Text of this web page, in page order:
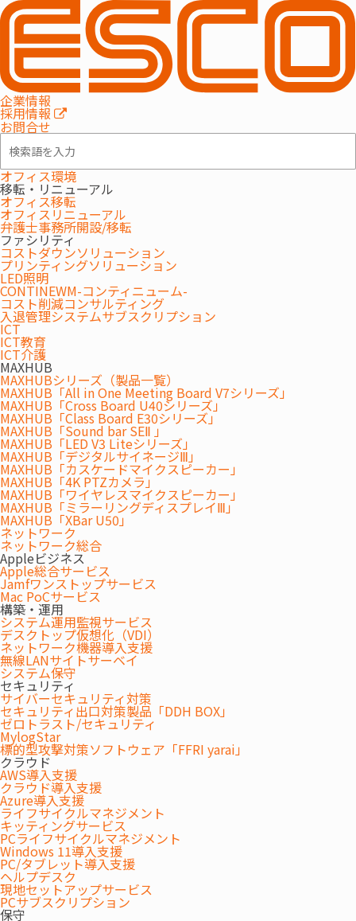
企業情報
採用情報
お問合せ
オフィス環境
移転・リニューアル
オフィス移転
オフィスリニューアル
弁護士事務所開設/移転
ファシリティ
コストダウンソリューション
プリンティングソリューション
LED照明
CONTINEWM-コンティニューム-
コスト削減コンサルティング
入退管理システムサブスクリプション
ICT
ICT教育
ICT介護
MAXHUB
MAXHUBシリーズ（製品一覧）
MAXHUB「All in One Meeting Board V7シリーズ」
MAXHUB「Cross Board U40シリーズ」
MAXHUB「Class Board E30シリーズ」
MAXHUB「Sound bar SEⅡ 」
MAXHUB「LED V3 Liteシリーズ」
MAXHUB「デジタルサイネージⅢ」
MAXHUB「カスケードマイクスピーカー」
MAXHUB「4K PTZカメラ」
MAXHUB「ワイヤレスマイクスピーカー」
MAXHUB「ミラーリングディスプレイⅢ」
MAXHUB「XBar U50」
ネットワーク
ネットワーク総合
Appleビジネス
Apple総合サービス
Jamfワンストップサービス
Mac PoCサービス
構築・運用
システム運用監視サービス
デスクトップ仮想化（VDI）
ネットワーク機器導入支援
無線LANサイトサーベイ
システム保守
セキュリティ
サイバーセキュリティ対策
セキュリティ出口対策製品「DDH BOX」
ゼロトラスト/セキュリティ
MylogStar
標的型攻撃対策ソフトウェア「FFRI yarai」
クラウド
AWS導入支援
クラウド導入支援
Azure導入支援
ライフサイクルマネジメント
キッティングサービス
PCライフサイクルマネジメント
Windows 11導入支援
PC/タブレット導入支援
ヘルプデスク
現地セットアップサービス
PCサブスクリプション
保守
マルチベンダー保守
様々なメーカー製品に対してマルチベンダー体制で保守
サポート
MENU
特長
FEATURES
PC・周辺機器のトラブルを一括対応。マ
ルチベンダー保守で業務を止めない。
PCや周辺機器にトラブルが発生した際、メーカーごとに異
なる窓口に連絡するのは手間も時間もかかります。 当社は
メーカーや機種を問わず、ハードウェアからソフトウェア
まで一括対応。 全国の拠点を中心に近隣拠点、協力会社と
も連携しながら、エンジニアが迅速に訪問対応いたしま
す。